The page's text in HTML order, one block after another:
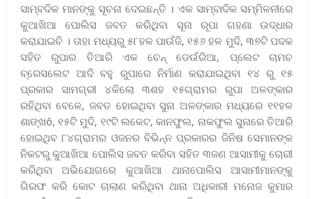
ସାମ୍ବଦିକ ମାନଙ୍କୁ ସୂଚନା ଦେଇଛନ୍ତି । ଏକ ସାମ୍ବାଦିକ ସମ୍ମିଳନୀରେ
କୁଆଖିଆ ପୋଲିସ ଜବତ କରିଥିବା ସୂନା ରୂପା ଗହଣା ଉଦ୍ଧାର
କରାଯାଇଚି । ତାହା ମଧ୍ୟରୁ ୫୮ହଳ ପାଉଁଜି, ୧୫୬ ହଳ ମୁଦି, ୩୭ଟି ପଦକ
ସହିତ ରୁପାର ତିଆରି ଏକ ଚେନ୍ ଡେଉଁରିଆ, ପ୍ଲେଟ ଚାମଚ
ବ୍ରେସଲେଟ ଆଦି ବହୁ ରୁପାରେ ନିର୍ମାଣ କରାଯାଇଥିବା ୧୪ ରୁ ୧୫
ପ୍ରକାର ସାମଗ୍ରୀ ୪କିଲୋ ୩ଶହ ୧୫ଗ୍ରାମର ରୁପା ଅଳଙ୍କାର
ରହିଥିବା ବେଳେ, ଜବତ ହୋଇଥିବା ସୁନା ଅଳଙ୍କାର ମଧ୍ୟରେ ୧୧ହଳ
ଶାଙ୍ଖô, ୧୫ଟି ମୁଦି, ୧୯ଟି ଲକେଟ, କାନଫୁଲ, ନାକଫୁଲ ସୁନାରେ ତିଆରି
ହୋଇଥିବ ୮୪ଗ୍ରାମର ଓଜନର ବିଭିନ୍ନ ପ୍ରକାରର ଜିନିଷ ସେମାନଙ୍କ
ନିକଟରୁ କୁଆଖିଆ ପୋଲିସ ଜବତ କରିବା ସହିତ ୩ଜଣ ଆସାମୀକୁ ଚୋରୀ
କରିଥିବା ଅଭିଯୋଗରେ କୁଆଖିଆ ଥାନାପୋଲିସ ଆସାମୀମାନଙ୍କୁ
ଗିରଫ କରି କୋଟ ଚାଲାଣ କରିଥିବା ଥାନା ଅଧିକାରୀ ମନୋଜ କୁମାର